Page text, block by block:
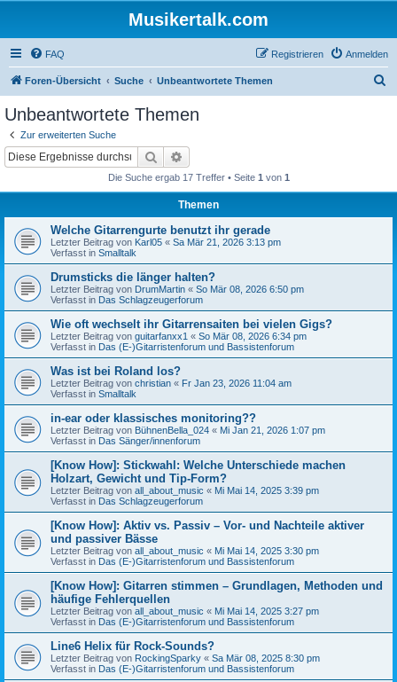
Musikertalk.com
FAQ Anmelden
Registrieren
Foren-Übersicht Suche Unbeantwortete Themen
Unbeantwortete Themen
Zur erweiterten Suche
Suche
Die Suche ergab 17 Treffer • Seite 1 von 1
Themen
Welche Gitarrengurte benutzt ihr gerade
Letzter Beitrag von Karl05 « Sa Mär 21, 2026 3:13 pm
Verfasst in Smalltalk
Drumsticks die länger halten?
Letzter Beitrag von DrumMartin « So Mär 08, 2026 6:50 pm
Verfasst in Das Schlagzeugerforum
Wie oft wechselt ihr Gitarrensaiten bei vielen Gigs?
Letzter Beitrag von guitarfanxx1 « So Mär 08, 2026 6:34 pm
Verfasst in Das (E-)Gitarristenforum und Bassistenforum
Was ist bei Roland los?
Letzter Beitrag von christian « Fr Jan 23, 2026 11:04 am
Verfasst in Smalltalk
in-ear oder klassisches monitoring??
Letzter Beitrag von BühnenBella_024 « Mi Jan 21, 2026 1:07 pm
Verfasst in Das Sänger/innenforum
[Know How]: Stickwahl: Welche Unterschiede machen
Holzart, Gewicht und Tip-Form?
Letzter Beitrag von all_about_music « Mi Mai 14, 2025 3:39 pm
Verfasst in Das Schlagzeugerforum
[Know How]: Aktiv vs. Passiv – Vor- und Nachteile aktiver
und passiver Bässe
Letzter Beitrag von all_about_music « Mi Mai 14, 2025 3:30 pm
Verfasst in Das (E-)Gitarristenforum und Bassistenforum
[Know How]: Gitarren stimmen – Grundlagen, Methoden und
häufige Fehlerquellen
Letzter Beitrag von all_about_music « Mi Mai 14, 2025 3:27 pm
Verfasst in Das (E-)Gitarristenforum und Bassistenforum
Line6 Helix für Rock-Sounds?
Letzter Beitrag von RockingSparky « Sa Mär 08, 2025 8:30 pm
Verfasst in Das (E-)Gitarristenforum und Bassistenforum